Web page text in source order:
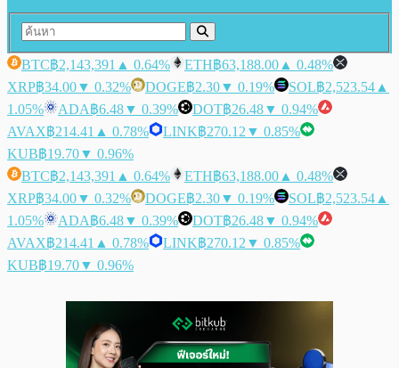
BTC฿2,143,391 ▲ 0.64% ETH฿63,188.00 ▲ 0.48%
XRP฿34.00▼ 0.32% DOGE฿2.30▼ 0.19% SOL฿2,523.54 ▲
1.05%
ADA฿6.48▼ 0.39% DOT฿26.48▼ 0.94%
AVAX฿214.41 ▲ 0.78% LINK฿270.12 ▼ 0.85%
KUB฿19.70▼ 0.96%
BTC฿2,143,391 ▲ 0.64% ETH฿63,188.00 ▲ 0.48%
XRP฿34.00▼ 0.32% DOGE฿2.30▼ 0.19% SOL฿2,523.54 ▲
1.05%
ADA฿6.48▼ 0.39% DOT฿26.48▼ 0.94%
AVAX฿214.41 ▲ 0.78% LINK฿270.12 ▼ 0.85%
KUB฿19.70▼ 0.96%